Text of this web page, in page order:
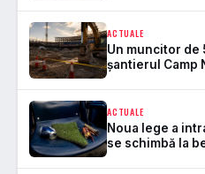
ACTUALE
Un muncitor de
șantierul Camp
ACTUALE
Noua lege a
se schimbă la